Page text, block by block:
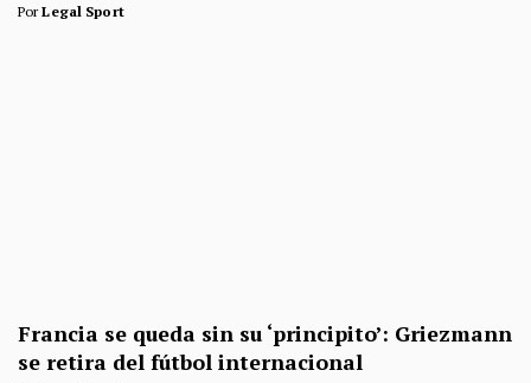
PorLegal Sport
Francia se queda sin su ‘principito’: Griezmann
se retira del fútbol internacional